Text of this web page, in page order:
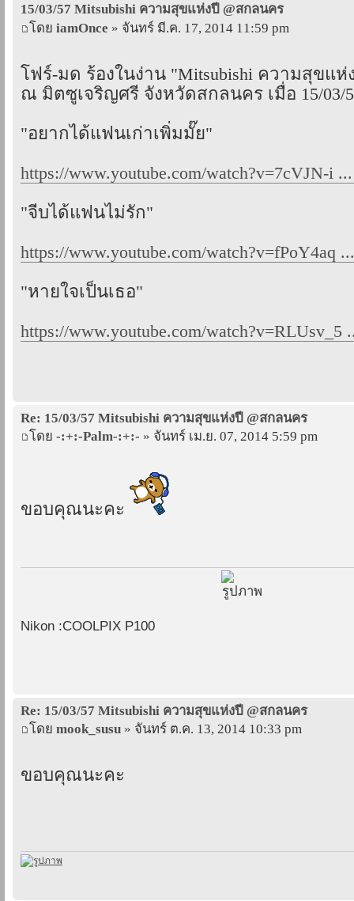
15/03/57 Mitsubishi ความสุขแห่งปี @สกลนคร
โดย iamOnce » จันทร์ มี.ค. 17, 2014 11:59 pm
โฟร์-มด ร้องในง่าน "Mitsubishi ความสุขแห่
ณ มิตซูเจริญศรี จังหวัดสกลนคร เมื่อ 15/03/
"อยากได้แฟนเก่าเพิ่มมั๊ย"
https://www.youtube.com/watch?v=7cVJN-i
"จีบได้แฟนไม่รัก"
https://www.youtube.com/watch?v=fPoY4aq
"หายใจเป็นเธอ"
https://www.youtube.com/watch?v=RLUsv_5
Re: 15/03/57 Mitsubishi ความสุขแห่งปี @สกลนคร
โดย -:+:-Palm-:+:- » จันทร์ เม.ย. 07, 2014 5:59 pm
ขอบคุณนะคะ
Nikon :COOLPIX P100
Re: 15/03/57 Mitsubishi ความสุขแห่งปี @สกลนคร
โดย mook_susu » จันทร์ ต.ค. 13, 2014 10:33 pm
ขอบคุณนะคะ